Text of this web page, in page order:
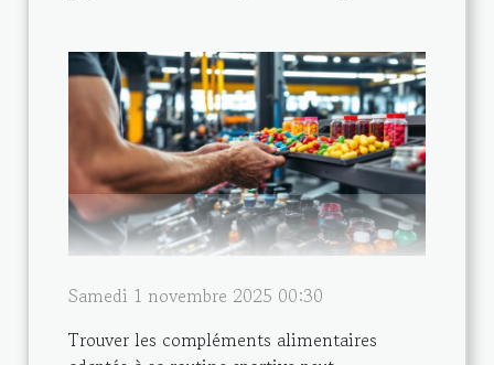
Samedi 1 novembre 2025 00:30
Trouver les compléments alimentaires